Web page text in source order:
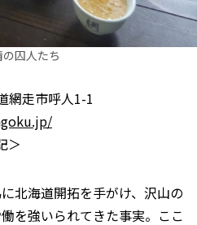
囚人たち
網走市呼人1-1
＞
北海道開拓を手がけ、沢山の
を強いられてきた事実。ここ